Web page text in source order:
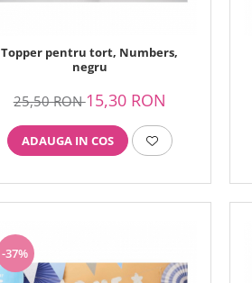
Topper pentru tort, Numbers,
negru
25,50 RON15,30 RON
ADAUGA IN COS
-37%